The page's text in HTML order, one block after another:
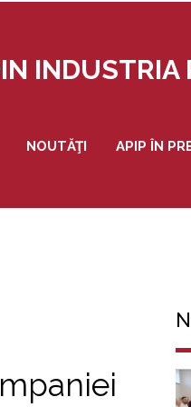
NOUTĂŢI APIP ÎN
INDUSTRIA